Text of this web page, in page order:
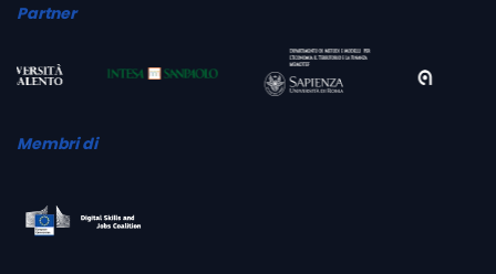
Partner
Membri di